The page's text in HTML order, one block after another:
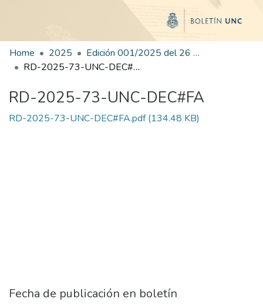
Home 2025
Edición 001/2025 del 26 de mayo de 2025
RD-2025-73-UNC-DEC#FA
RD-2025-73-UNC-DEC#FA
RD-2025-73-UNC-DEC#FA.pdf(134.48 KB)
Fecha de publicación en boletín